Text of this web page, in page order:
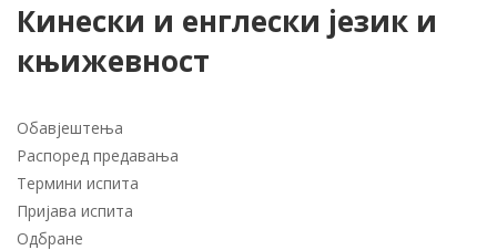
Кинески и енглески језик и
књижевност
Обавјештења
Распоред предавања
Термини испита
Пријава испита
Одбране